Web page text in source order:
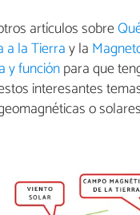
artículos sobre
a la Tierray la
y funciónpara que
interesantes
o